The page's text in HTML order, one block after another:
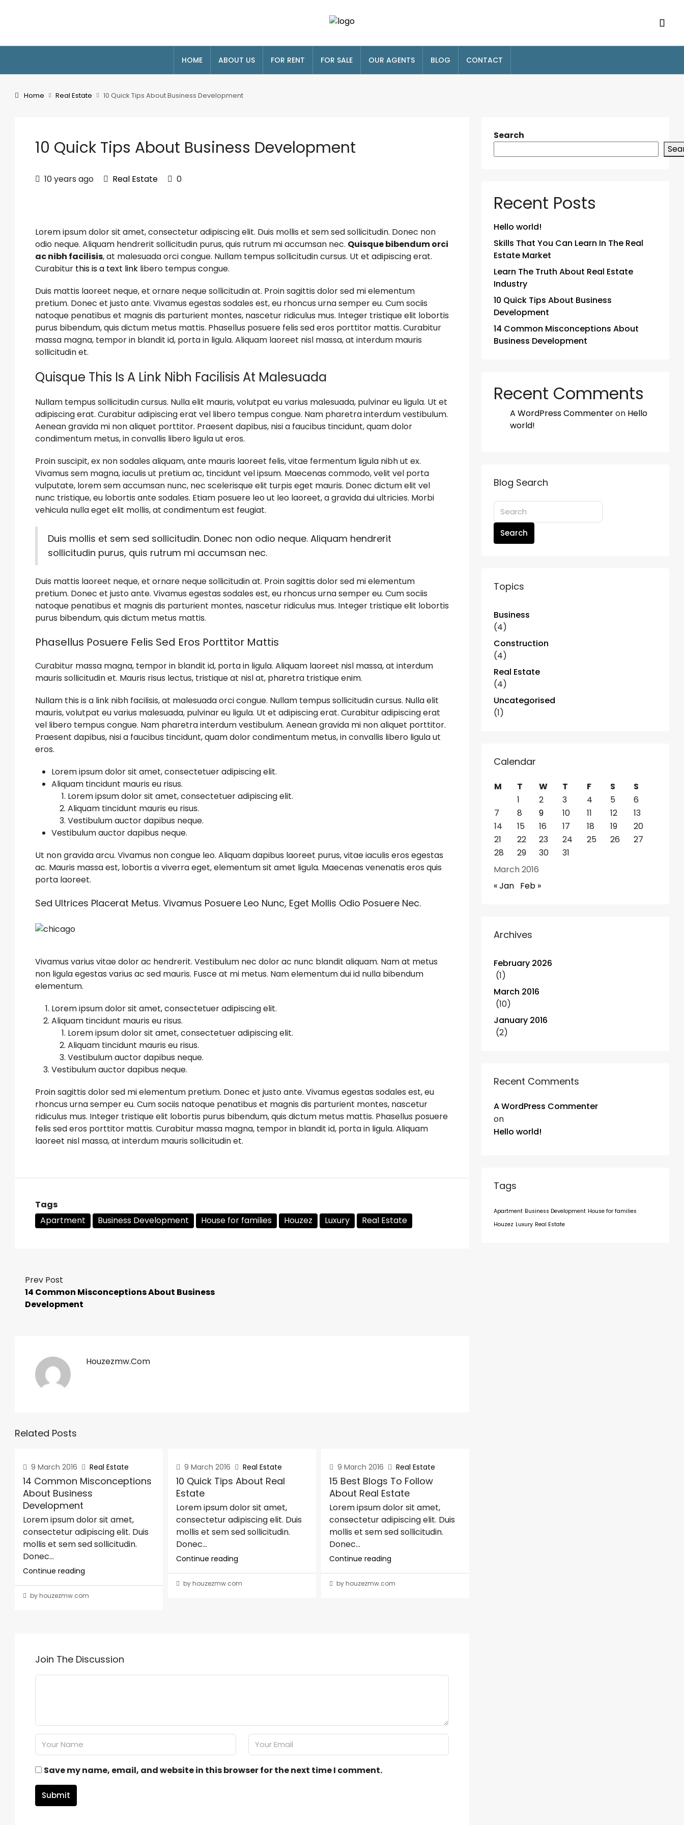
HOME ABOUT US FOR RENT FOR SALE OUR AGENTS BLOG CONTACT
Home Real Estate 10 Quick Tips About Business Development
10 Quick Tips About Business Development
10 years ago Real Estate 0
Lorem ipsum dolor sit amet, consectetur adipiscing elit. Duis mollis et sem sed sollicitudin. Donec non
odio neque. Aliquam hendrerit sollicitudin purus, quis rutrum mi accumsan nec. Quisque bibendum orci
ac nibh facilisis, at malesuada orci congue. Nullam tempus sollicitudin cursus. Ut et adipiscing erat.
Curabitur this is a text link libero tempus congue.
Duis mattis laoreet neque, et ornare neque sollicitudin at. Proin sagittis dolor sed mi elementum
pretium. Donec et justo ante. Vivamus egestas sodales est, eu rhoncus urna semper eu. Cum sociis
natoque penatibus et magnis dis parturient montes, nascetur ridiculus mus. Integer tristique elit lobortis
purus bibendum, quis dictum metus mattis. Phasellus posuere felis sed eros porttitor mattis. Curabitur
massa magna, tempor in blandit id, porta in ligula. Aliquam laoreet nisl massa, at interdum mauris
sollicitudin et.
Quisque This Is A Link Nibh Facilisis At Malesuada
Nullam tempus sollicitudin cursus. Nulla elit mauris, volutpat eu varius malesuada, pulvinar eu ligula. Ut et
adipiscing erat. Curabitur adipiscing erat vel libero tempus congue. Nam pharetra interdum vestibulum.
Aenean gravida mi non aliquet porttitor. Praesent dapibus, nisi a faucibus tincidunt, quam dolor
condimentum metus, in convallis libero ligula ut eros.
Proin suscipit, ex non sodales aliquam, ante mauris laoreet felis, vitae fermentum ligula nibh ut ex.
Vivamus sem magna, iaculis ut pretium ac, tincidunt vel ipsum. Maecenas commodo, velit vel porta
vulputate, lorem sem accumsan nunc, nec scelerisque elit turpis eget mauris. Donec dictum elit vel
nunc tristique, eu lobortis ante sodales. Etiam posuere leo ut leo laoreet, a gravida dui ultricies. Morbi
vehicula nulla eget elit mollis, at condimentum est feugiat.
Duis mollis et sem sed sollicitudin. Donec non odio neque. Aliquam hendrerit
sollicitudin purus, quis rutrum mi accumsan nec.
Duis mattis laoreet neque, et ornare neque sollicitudin at. Proin sagittis dolor sed mi elementum
pretium. Donec et justo ante. Vivamus egestas sodales est, eu rhoncus urna semper eu. Cum sociis
natoque penatibus et magnis dis parturient montes, nascetur ridiculus mus. Integer tristique elit lobortis
purus bibendum, quis dictum metus mattis.
Phasellus Posuere Felis Sed Eros Porttitor Mattis
Curabitur massa magna, tempor in blandit id, porta in ligula. Aliquam laoreet nisl massa, at interdum
mauris sollicitudin et. Mauris risus lectus, tristique at nisl at, pharetra tristique enim.
Nullam this is a link nibh facilisis, at malesuada orci congue. Nullam tempus sollicitudin cursus. Nulla elit
mauris, volutpat eu varius malesuada, pulvinar eu ligula. Ut et adipiscing erat. Curabitur adipiscing erat
vel libero tempus congue. Nam pharetra interdum vestibulum. Aenean gravida mi non aliquet porttitor.
Praesent dapibus, nisi a faucibus tincidunt, quam dolor condimentum metus, in convallis libero ligula ut
eros.
Lorem ipsum dolor sit amet, consectetuer adipiscing elit.
Aliquam tincidunt mauris eu risus.
Lorem ipsum dolor sit amet, consectetuer adipiscing elit.
Aliquam tincidunt mauris eu risus.
Vestibulum auctor dapibus neque.
Vestibulum auctor dapibus neque.
Ut non gravida arcu. Vivamus non congue leo. Aliquam dapibus laoreet purus, vitae iaculis eros egestas
ac. Mauris massa est, lobortis a viverra eget, elementum sit amet ligula. Maecenas venenatis eros quis
porta laoreet.
Sed Ultrices Placerat Metus. Vivamus Posuere Leo Nunc, Eget Mollis Odio Posuere Nec.
Vivamus varius vitae dolor ac hendrerit. Vestibulum nec dolor ac nunc blandit aliquam. Nam at metus
non ligula egestas varius ac sed mauris. Fusce at mi metus. Nam elementum dui id nulla bibendum
elementum.
Lorem ipsum dolor sit amet, consectetuer adipiscing elit.
Aliquam tincidunt mauris eu risus.
Lorem ipsum dolor sit amet, consectetuer adipiscing elit.
Aliquam tincidunt mauris eu risus.
Vestibulum auctor dapibus neque.
Vestibulum auctor dapibus neque.
Proin sagittis dolor sed mi elementum pretium. Donec et justo ante. Vivamus egestas sodales est, eu
rhoncus urna semper eu. Cum sociis natoque penatibus et magnis dis parturient montes, nascetur
ridiculus mus. Integer tristique elit lobortis purus bibendum, quis dictum metus mattis. Phasellus posuere
felis sed eros porttitor mattis. Curabitur massa magna, tempor in blandit id, porta in ligula. Aliquam
laoreet nisl massa, at interdum mauris sollicitudin et.
Tags
Apartment
Business Development House for families Houzez Luxury Real Estate
Prev Post
14 Common Misconceptions About Business
Development
Houzezmw.com
Related Posts
9 March 2016 Real Estate
14 Common Misconceptions
About Business
Development
Lorem ipsum dolor sit amet,
consectetur adipiscing elit. Duis
mollis et sem sed sollicitudin.
Donec...
Continue reading
by houzezmw.com
9 March 2016 Real Estate
10 Quick Tips About Real
Estate
Lorem ipsum dolor sit amet,
consectetur adipiscing elit. Duis
mollis et sem sed sollicitudin.
Donec...
Continue reading
by houzezmw.com
9 March 2016 Real Estate
15 Best Blogs To Follow
About Real Estate
Lorem ipsum dolor sit amet,
consectetur adipiscing elit. Duis
mollis et sem sed sollicitudin.
Donec...
Continue reading
by houzezmw.com
Join The Discussion
Save my name, email, and website in this browser for the next time I comment.
Submit
Search
Recent Posts
Hello world!
Skills That You Can Learn In The Real
Estate Market
Learn The Truth About Real Estate
Industry
10 Quick Tips About Business
Development
14 Common Misconceptions About
Business Development
Recent Comments
A WordPress Commenteron Hello
world!
Blog Search
Search
Topics
Business
(4)
Construction
(4)
Real Estate
(4)
Uncategorised
(1)
Calendar
March 2016
M T W T F S
S
1
2 3 4 5
6
7
8 9 10 11 12
13
14
15 16 17 18 19
20
21
22 23 24 25 26
27
28
29 30 31
« Jan Feb »
Archives
February 2026
(1)
March 2016
(10)
January 2016
(2)
Recent Comments
A WordPress Commenter
on
Hello world!
Tags
Apartment Business Development House for families
Houzez Luxury Real Estate